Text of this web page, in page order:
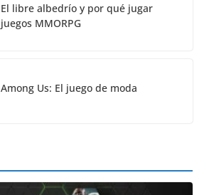
El libre albedrío y por qué jugar
juegos MMORPG
Among Us: El juego de moda